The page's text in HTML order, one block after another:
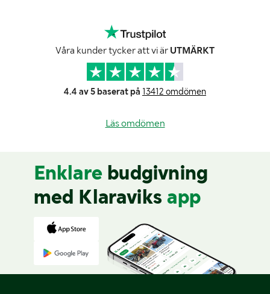
Våra kunder tycker att vi är UTMÄRKT
4.4 av 5 baserat på 13412 omdömen
Läs omdömen
Enklare budgivning
med Klaraviks app